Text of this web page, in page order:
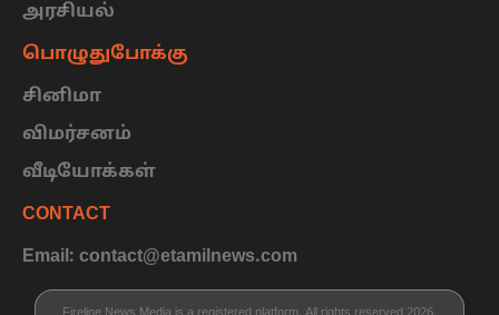
அரசியல்
பொழுதுபோக்கு
சினிமா
விமர்சனம்
வீடியோக்கள்
CONTACT
Email: contact@etamilnews.com